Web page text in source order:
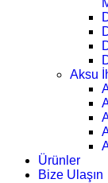
Aksu
Ürünler
Bize Ulaşın